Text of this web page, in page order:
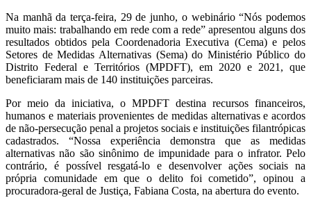
Na manhã da terça-feira, 29 de junho, o webinário “Nós podemos
muito mais: trabalhando em rede com a rede” apresentou alguns dos
resultados obtidos pela Coordenadoria Executiva (Cema) e pelos
Setores de Medidas Alternativas (Sema) do Ministério Público do
Distrito Federal e Territórios (MPDFT), em 2020 e 2021, que
beneficiaram mais de 140 instituições parceiras.
Por meio da iniciativa, o MPDFT destina recursos financeiros,
humanos e materiais provenientes de medidas alternativas e acordos
de não-persecução penal a projetos sociais e instituições filantrópicas
cadastrados. “Nossa experiência demonstra que as medidas
alternativas não são sinônimo de impunidade para o infrator. Pelo
contrário, é possível resgatá-lo e desenvolver ações sociais na
própria comunidade em que o delito foi cometido”, opinou a
procuradora-geral de Justiça, Fabiana Costa, na abertura do evento.